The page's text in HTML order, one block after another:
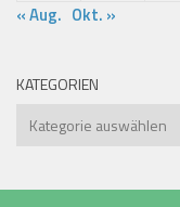
« Aug. Okt. »
KATEGORIEN
Kategorien